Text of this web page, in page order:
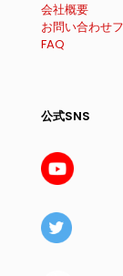
会社概要
お問い合わせ
FAQ
公式SNS